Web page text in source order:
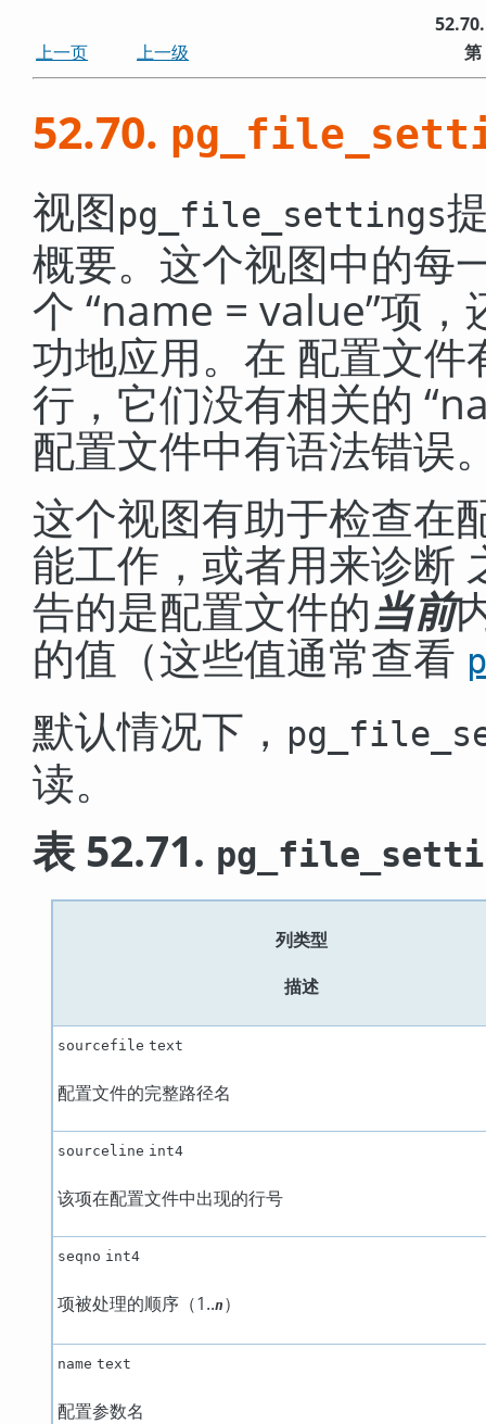
上一页
上一级 第
52.70.
视图pg_file_settings
概要。这个视图中的每
个 “name = value”项，
功地应用。在 配置文
行，它们没有相关的 “
配置文件中有语法错误
这个视图有助于检查在
能工作，或者用来诊断
告的是配置文件的当前
的值（这些值通常查看
默认情况下，
读。
表 52.71.
列类型
描述
sourcefile text
配置文件的完整路径名
sourceline int4
该项在配置文件中出现的行号
seqno int4
项被处理的顺序（1..n ）
name text
配置参数名